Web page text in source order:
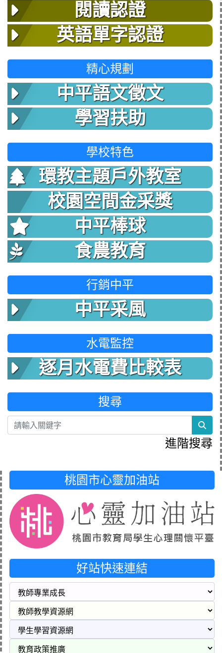
閱讀認證
英語單字認證
精心規劃
中平語文徵文
學習扶助
學校特色
環教主題戶外教室
校園空間金采獎
中平棒球
食農教育
行銷中平
中平采風
水電監控
逐月水電費比較表
搜尋
進階搜尋
桃園市心靈加油站
好站快速連結